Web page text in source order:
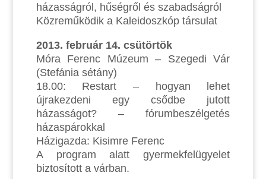
házasságról, hűségről és szabadságról
Közreműködik a Kaleidoszkóp társulat
2013. február 14. csütörtök
Móra Ferenc Múzeum – Szegedi Vár
(Stefánia sétány)
18.00: Restart – hogyan lehet
újrakezdeni egy csődbe jutott
házasságot? – fórumbeszélgetés
házaspárokkal
Házigazda: Kisimre Ferenc
A program alatt gyermekfelügyelet
biztosított a várban.